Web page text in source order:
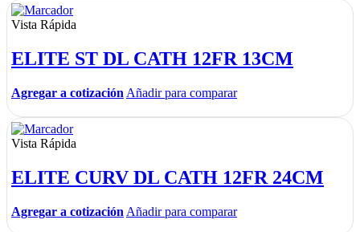
Vista Rápida
ELITE ST DL CATH 12FR 13CM
Agregar a cotización Añadir para comparar
Vista Rápida
ELITE CURV DL CATH 12FR 24CM
Agregar a cotización Añadir para comparar